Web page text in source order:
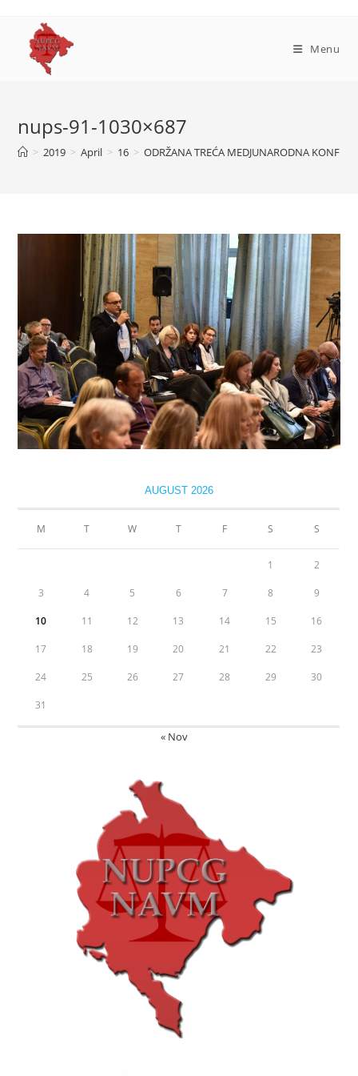
content
Menu
nups-91-1030×687
> 2019 > April > 16 > ODRŽANA TREĆA MEDJUNARODNA
AUGUST 2026
M T W T F S S
1 2
3 4 5 6 7 8 9
10 11 12 13 14 15 16
17 18 19 20 21 22 23
24 25 26 27 28 29 30
31
« Nov